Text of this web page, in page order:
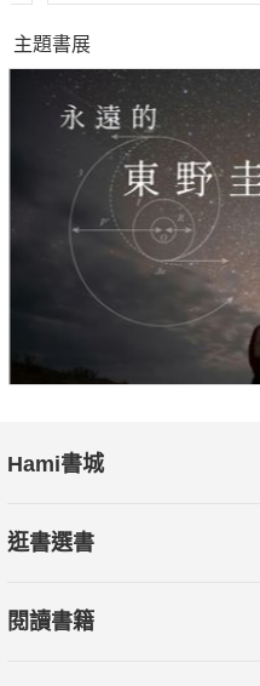
主題書展
Hami書城
逛書選書
閱讀書籍